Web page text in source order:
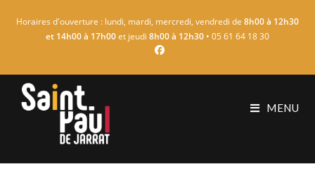
Horaires d'ouverture : lundi, mardi, mercredi, vendredi de 8h00 à 12h30
et 14h00 à 17h00et jeudi 8h00 à 12h30 • 05 61 64 18 30
MENU